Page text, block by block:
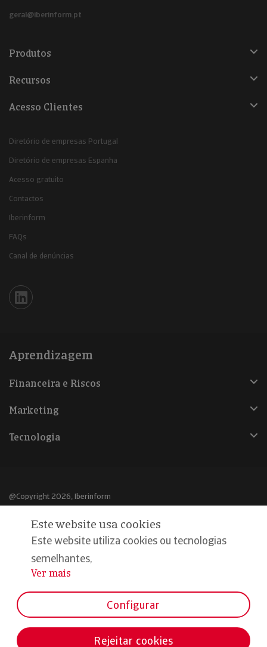
geral@iberinform.pt
Produtos
Recursos
Acesso Clientes
Diretório de empresas Portugal
Diretório de empresas Espanha
Acesso gratuito
Contactos
Iberinform
FAQs
Canal de denúncias
Iberinform en Linkedin
Aprendizagem
Financeira e Riscos
Marketing
Tecnologia
@Copyright 2026, Iberinform
Aviso legal
Política de cookies
Declaração de privacidade
Este website usa cookies
Este website utiliza cookies ou tecnologias
semelhantes,
...
Ver mais
Configurar
Rejeitar cookies